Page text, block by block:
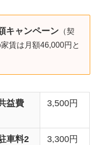
キャンペーン（契
賃は月額46,000円と
益費 3,500円
車料2
3,300円